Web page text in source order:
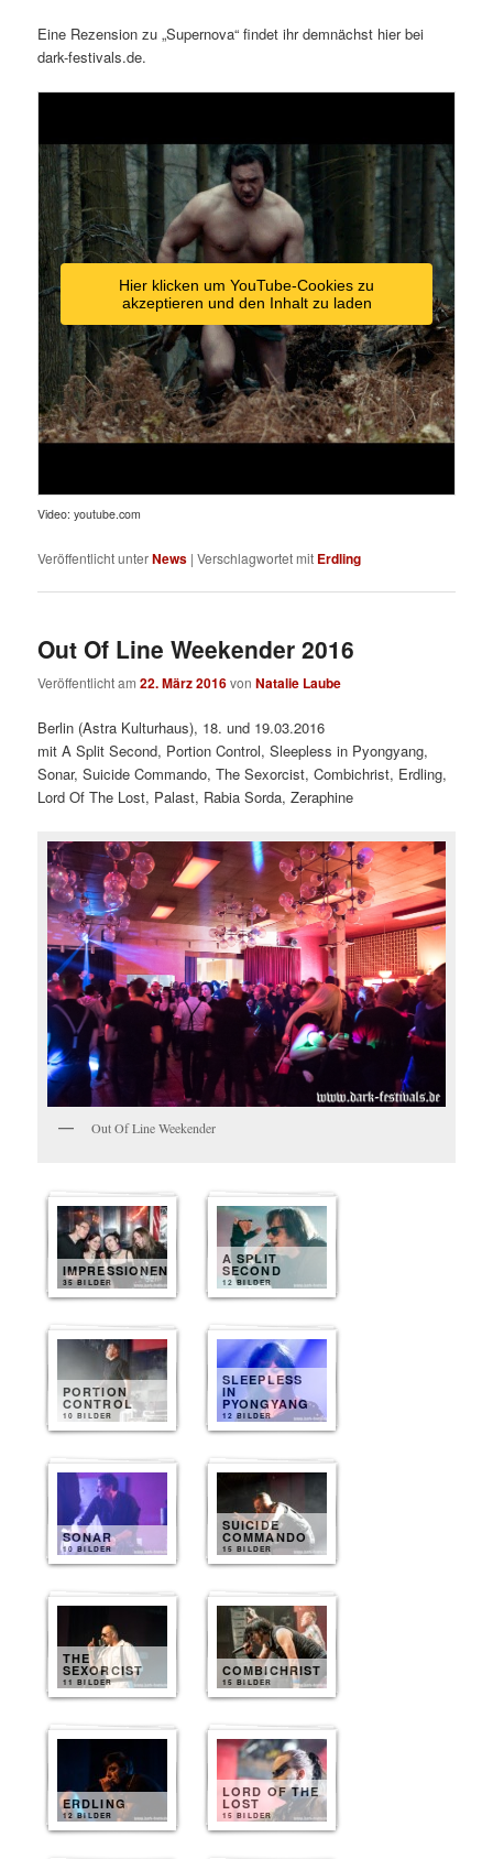
Eine Rezension zu „Supernova“ findet ihr demnächst hier bei
dark-festivals.de.
Hier klicken um YouTube-Cookies zu
akzeptieren und den Inhalt zu laden
Video: youtube.com
Veröffentlicht unterNews |Verschlagwortet mit Erdling
Out Of Line Weekender 2016
Veröffentlicht am22. März 2016vonNatalie Laube
Berlin (Astra Kulturhaus), 18. und 19.03.2016
mit A Split Second, Portion Control, Sleepless in Pyongyang,
Sonar, Suicide Commando, The Sexorcist, Combichrist, Erdling,
Lord Of The Lost, Palast, Rabia Sorda, Zeraphine
Out Of Line Weekender
IMPRESSIONEN
35 BILDER
A SPLIT
SECOND
12 BILDER
PORTION
CONTROL
10 BILDER
SLEEPLESS
IN
PYONGYANG
12 BILDER
SONAR
10 BILDER
SUICIDE
COMMANDO
15 BILDER
THE
SEXORCIST
11 BILDER
COMBICHRIST
15 BILDER
ERDLING
12 BILDER
LORD OF THE
LOST
15 BILDER